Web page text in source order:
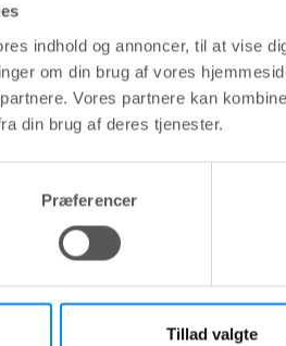
indhold og annoncer, til at vise
om din brug af vores
Vores partnere kan
din brug af deres tjenester.
Præferencer
Tillad valgte
for Rygmarvsskader